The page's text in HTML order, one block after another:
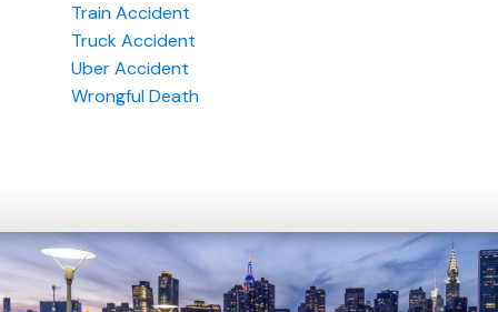
Train Accident
Truck Accident
Uber Accident
Wrongful Death